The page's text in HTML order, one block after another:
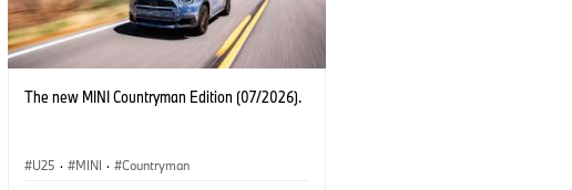
The new MINI Countryman Edition (07/2026).
U25 · MINI · Countryman